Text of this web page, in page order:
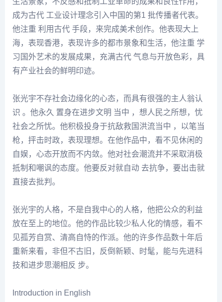
成为古代 工业设计理念引入中国的第1 批传播者代表。
他注重 利用古代 手段，来完成美术创作。他表现大上
海，表现香港，表现许多的都市景象和生活，他注重 学
习国外艺术的发展成果，充满古代 气息与开放色彩，具
有产业社会的鲜明印迹。
张光宇不存社会边缘化的心态，而具有很强的主人翁认
识 。他永久 置身在进步文明 当中 ，想人民之所想，忧
社会之所忧。他积极投身于抗敌救国洪流当中 ，以笔当
枪，抨击时政，表现理想。在他作品中，看不见休闲的
自娱，心态开放而不内敛。他对社会潮流并不采取消极
抵制和嘲讽的态度。他要反对就自动 去抗争，要出击就
直接去批判。
张光宇的人格，不是自我中心的人格，他把公众的利益
放在至上的地位。他的作品比较少私人化的情感，看不
见孤芳自赏、清高自恃的作派。他的许多作品数十年后
重新来看，非但不古旧，反倒新颖、时髦，能与先进科
技和进步思潮相反 步。
Introduction in English